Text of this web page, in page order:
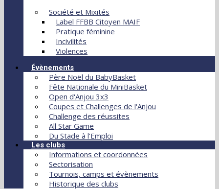
Société et Mixités
Label FFBB Citoyen MAIF
Pratique féminine
Incivilités
Violences
Évènements
Père Noël du BabyBasket
Fête Nationale du MiniBasket
Open d'Anjou 3x3
Coupes et Challenges de l'Anjou
Challenge des réussites
All Star Game
Du Stade à l'Emploi
Les clubs
Informations et coordonnées
Sectorisation
Tournois, camps et évènements
Historique des clubs